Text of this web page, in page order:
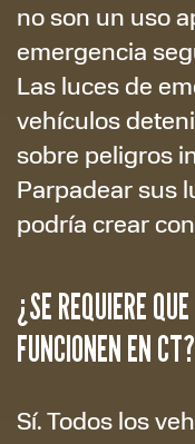
no son un uso
emergencia
Las luces de
vehículos
sobre peligros
Parpadear sus
podría crear
¿SE REQUIERE
FUNCIONEN EN CT?
Sí. Todos los